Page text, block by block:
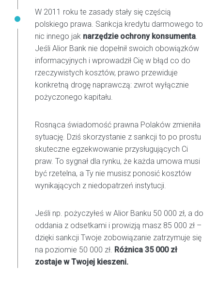
W 2011 roku te zasady stały się częścią
polskiego prawa. Sankcja kredytu darmowego to
nic innego jak narzędzie ochrony konsumenta.
Jeśli Alior Bank nie dopełnił swoich obowiązków
informacyjnych i wprowadził Cię w błąd co do
rzeczywistych kosztów, prawo przewiduje
konkretną drogę naprawczą: zwrot wyłącznie
pożyczonego kapitału.
Rosnąca świadomość prawna Polaków zmieniła
sytuację. Dziś skorzystanie z sankcji to po prostu
skuteczne egzekwowanie przysługujących Ci
praw. To sygnał dla rynku, że każda umowa musi
być rzetelna, a Ty nie musisz ponosić kosztów
wynikających z niedopatrzeń instytucji.
Jeśli np. pożyczyłeś w Alior Banku 50 000 zł, a do
oddania z odsetkami i prowizją masz 85 000 zł –
dzięki sankcji Twoje zobowiązanie zatrzymuje się
na poziomie 50 000 zł. Różnica 35 000 zł
zostaje w Twojej kieszeni.